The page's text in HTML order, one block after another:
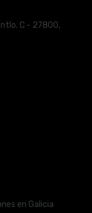
C - 27800,
en Galicia